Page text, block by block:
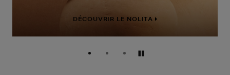
DÉCOUVRIR LE NOLITA
Pause